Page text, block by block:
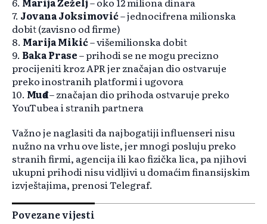
7. Jovana Joksimović– jednocifrena milionska
dobit (zavisno od firme)
8. Marija Mikić– višemilionska dobit
9. Baka Prase– prihodi se ne mogu precizno
procijeniti kroz APR jer značajan dio ostvaruje
preko inostranih platformi i ugovora
10. Muđa– značajan dio prihoda ostvaruje preko
YouTubea i stranih partnera
Važno je naglasiti da najbogatiji influenseri nisu
nužno na vrhu ove liste, jer mnogi posluju preko
stranih firmi, agencija ili kao fizička lica, pa njihovi
ukupni prihodi nisu vidljivi u domaćim finansijskim
izvještajima, prenosi Telegraf.
Povezane vijesti